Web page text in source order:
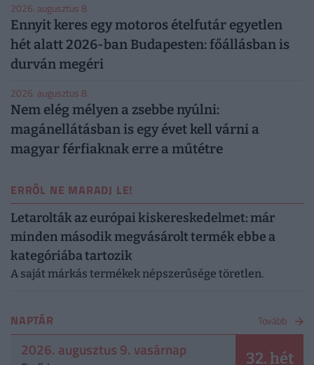
2026. augusztus 8.
Ennyit keres egy motoros ételfutár egyetlen
hét alatt 2026-ban Budapesten: főállásban is
durván megéri
2026. augusztus 8.
Nem elég mélyen a zsebbe nyúlni:
magánellátásban is egy évet kell várni a
magyar férfiaknak erre a műtétre
ERRŐL NE MARADJ LE!
Letarolták az európai kiskereskedelmet: már
minden második megvásárolt termék ebbe a
kategóriába tartozik
A saját márkás termékek népszerűsége töretlen.
NAPTÁR Tovább
2026. augusztus 9. vasárnap 32. hét